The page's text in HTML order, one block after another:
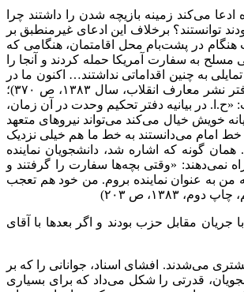
می‌کند زمینه بازیچه شدن را داشتند چرا
توانستند؟ برخلاف این ادعای غیرمنطبق بر
تصرف سفارت آمریکا را شب هنگام در پشت‌بام محل اقامتمان، هنگامی که
تعجب کردیم، زیرا انتظار چنین حادثه‌ای را نداشتیم، سیاستمان هم این نبود… یکبار هم که [در تاریخ ۲۵ بهمن ۱۳۵۷] گروهی مسلح به سفارت آمریکا حمله کردند و آنجا را
به چنین اقداماتی نداشتند… اکنون ما در
مقابل یک عمل انجام شده‌ای قرار گرفته بودیم» (انقلاب و پیروزی، کارنامه و خاطرات سال‌های ۱۳۵۷ و ۱۳۵۸ هاشمی‌رفسنجانی، به کوشش عباس بشیری، دفتر نشر معارف انقلاب، سال ۱۳۸۳، ص ۳۷۰)؛
در بیانیه دفتر تحکیم وحدت در آن زمان،
خویش خیال می‌کند می‌تواند نیروهای متعهد
خط امام می‌دانستند به خط ما هم خیلی نزدیک
(درس تجربه، خاطرات ابوالحسن بنی‌صدر (اولین رئیس‌جمهور ایران)، به کوشش حمید احمدی، انتشارات انقلاب اسلامی، آبان ۱۳۸۰، آلمان، ص ۲۸۹). همان گونه که اشاره شد، دانشجویان نماینده
نمی‌دهند: «وقتی بچه‌ها سفارت را گرفتند و
من به عنوان نماینده بروم. من خود هم تعجب
ص ۲۰۳)
مقابل حزب بودند و اگر بعدها با آقای
می‌شدند. افشای اسناد، جوانانی را که بر
قدرتی را شکل می‌داد که برای بسیاری